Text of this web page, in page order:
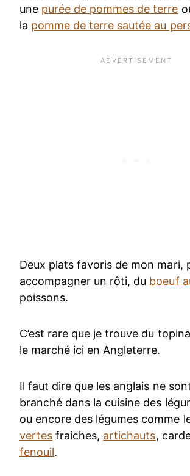
une purée de pommes de terre
la pomme de terre sautée au
Deux plats favoris de mon mari,
accompagner un rôti, du boeuf
poissons.
C’est rare que je trouve du
le marché ici en Angleterre.
Il faut dire que les anglais ne
branché dans la cuisine des
ou encore des légumes comme
vertes fraiches, artichauts,
fenouil.